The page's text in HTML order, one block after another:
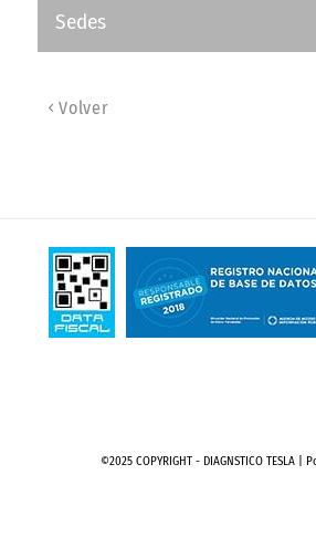
Sedes
Volver
©2025 COPYRIGHT - DIAGNSTICO TESLA |